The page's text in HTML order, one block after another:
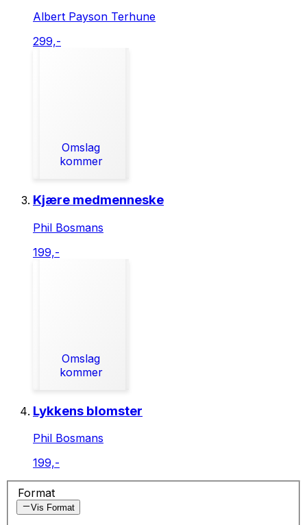
Albert Payson Terhune
299,-
Omslag
kommer
Kjære medmenneske
Phil Bosmans
199,-
Omslag
kommer
Lykkens blomster
Phil Bosmans
199,-
Format
Vis Format